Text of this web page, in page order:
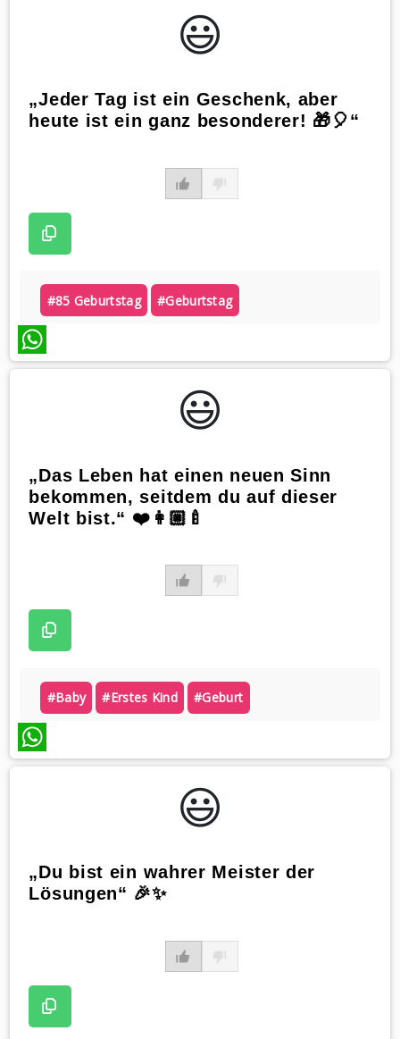
😃️
„Jeder Tag ist ein Geschenk, aber
heute ist ein ganz besonderer! 🎁🎈“
#85 Geburtstag #geburtstag
WhatsApp
😃️
„Das Leben hat einen neuen Sinn
bekommen, seitdem du auf dieser
Welt bist.“ ❤️👩🏼‍🍼
#baby #erstes Kind #geburt
WhatsApp
😃️
„Du bist ein wahrer Meister der
Lösungen“ 🎉✨